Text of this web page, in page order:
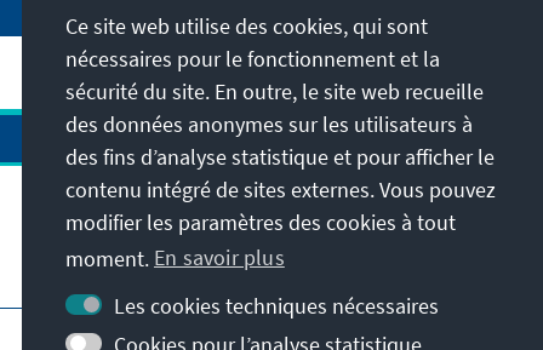
Visitez aussi
Impressum Protection des données
Ce site web utilise des cookies, qui sont
nécessaires pour le fonctionnement et la
sécurité du site. En outre, le site web recueille
des données anonymes sur les utilisateurs à
des fins d’analyse statistique et pour afficher le
contenu intégré de sites externes. Vous pouvez
modifier les paramètres des cookies à tout
moment. En savoir plus
Les cookies techniques nécessaires